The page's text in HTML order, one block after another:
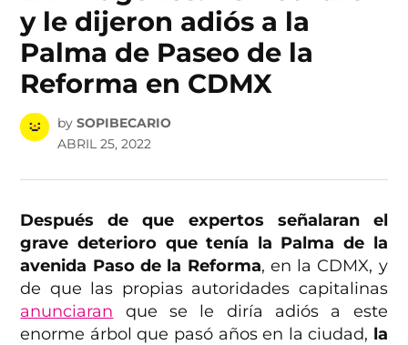
y le dijeron adiós a la
Palma de Paseo de la
Reforma en CDMX
by SOPIBECARIO
ABRIL 25, 2022
Después de que expertos señalaran el
grave deterioro que tenía la Palma de la
avenida Paso de la Reforma, en la CDMX, y
de que las propias autoridades capitalinas
anunciaran que se le diría adiós a este
enorme árbol que pasó años en la ciudad, la